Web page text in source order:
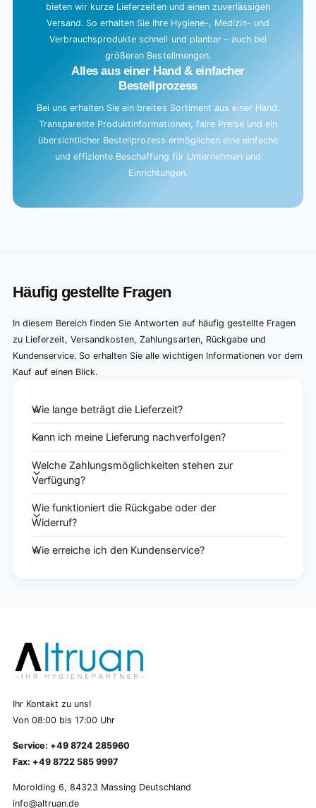
bieten wir kurze Lieferzeiten und einen zuverlässigen
Versand. So erhalten Sie Ihre Hygiene-, Medizin- und
Verbrauchsprodukte schnell und planbar – auch bei
größeren Bestellmengen.
Alles aus einer Hand & einfacher
Bestellprozess
Bei uns erhalten Sie ein breites Sortiment aus einer Hand.
Transparente Produktinformationen, faire Preise und ein
übersichtlicher Bestellprozess ermöglichen eine einfache
und effiziente Beschaffung für Unternehmen und
Einrichtungen.
Häufig gestellte Fragen
In diesem Bereich finden Sie Antworten auf häufig gestellte Fragen
zu Lieferzeit, Versandkosten, Zahlungsarten, Rückgabe und
Kundenservice. So erhalten Sie alle wichtigen Informationen vor dem
Kauf auf einen Blick.
Wie lange beträgt die Lieferzeit?
Kann ich meine Lieferung nachverfolgen?
Welche Zahlungsmöglichkeiten stehen zur
Verfügung?
Wie funktioniert die Rückgabe oder der
Widerruf?
Wie erreiche ich den Kundenservice?
Ihr Kontakt zu uns!
Von 08:00 bis 17:00 Uhr
Service: +49 8724 285960
Fax: +49 8722 585 9997
Morolding 6, 84323 Massing Deutschland
info@altruan.de